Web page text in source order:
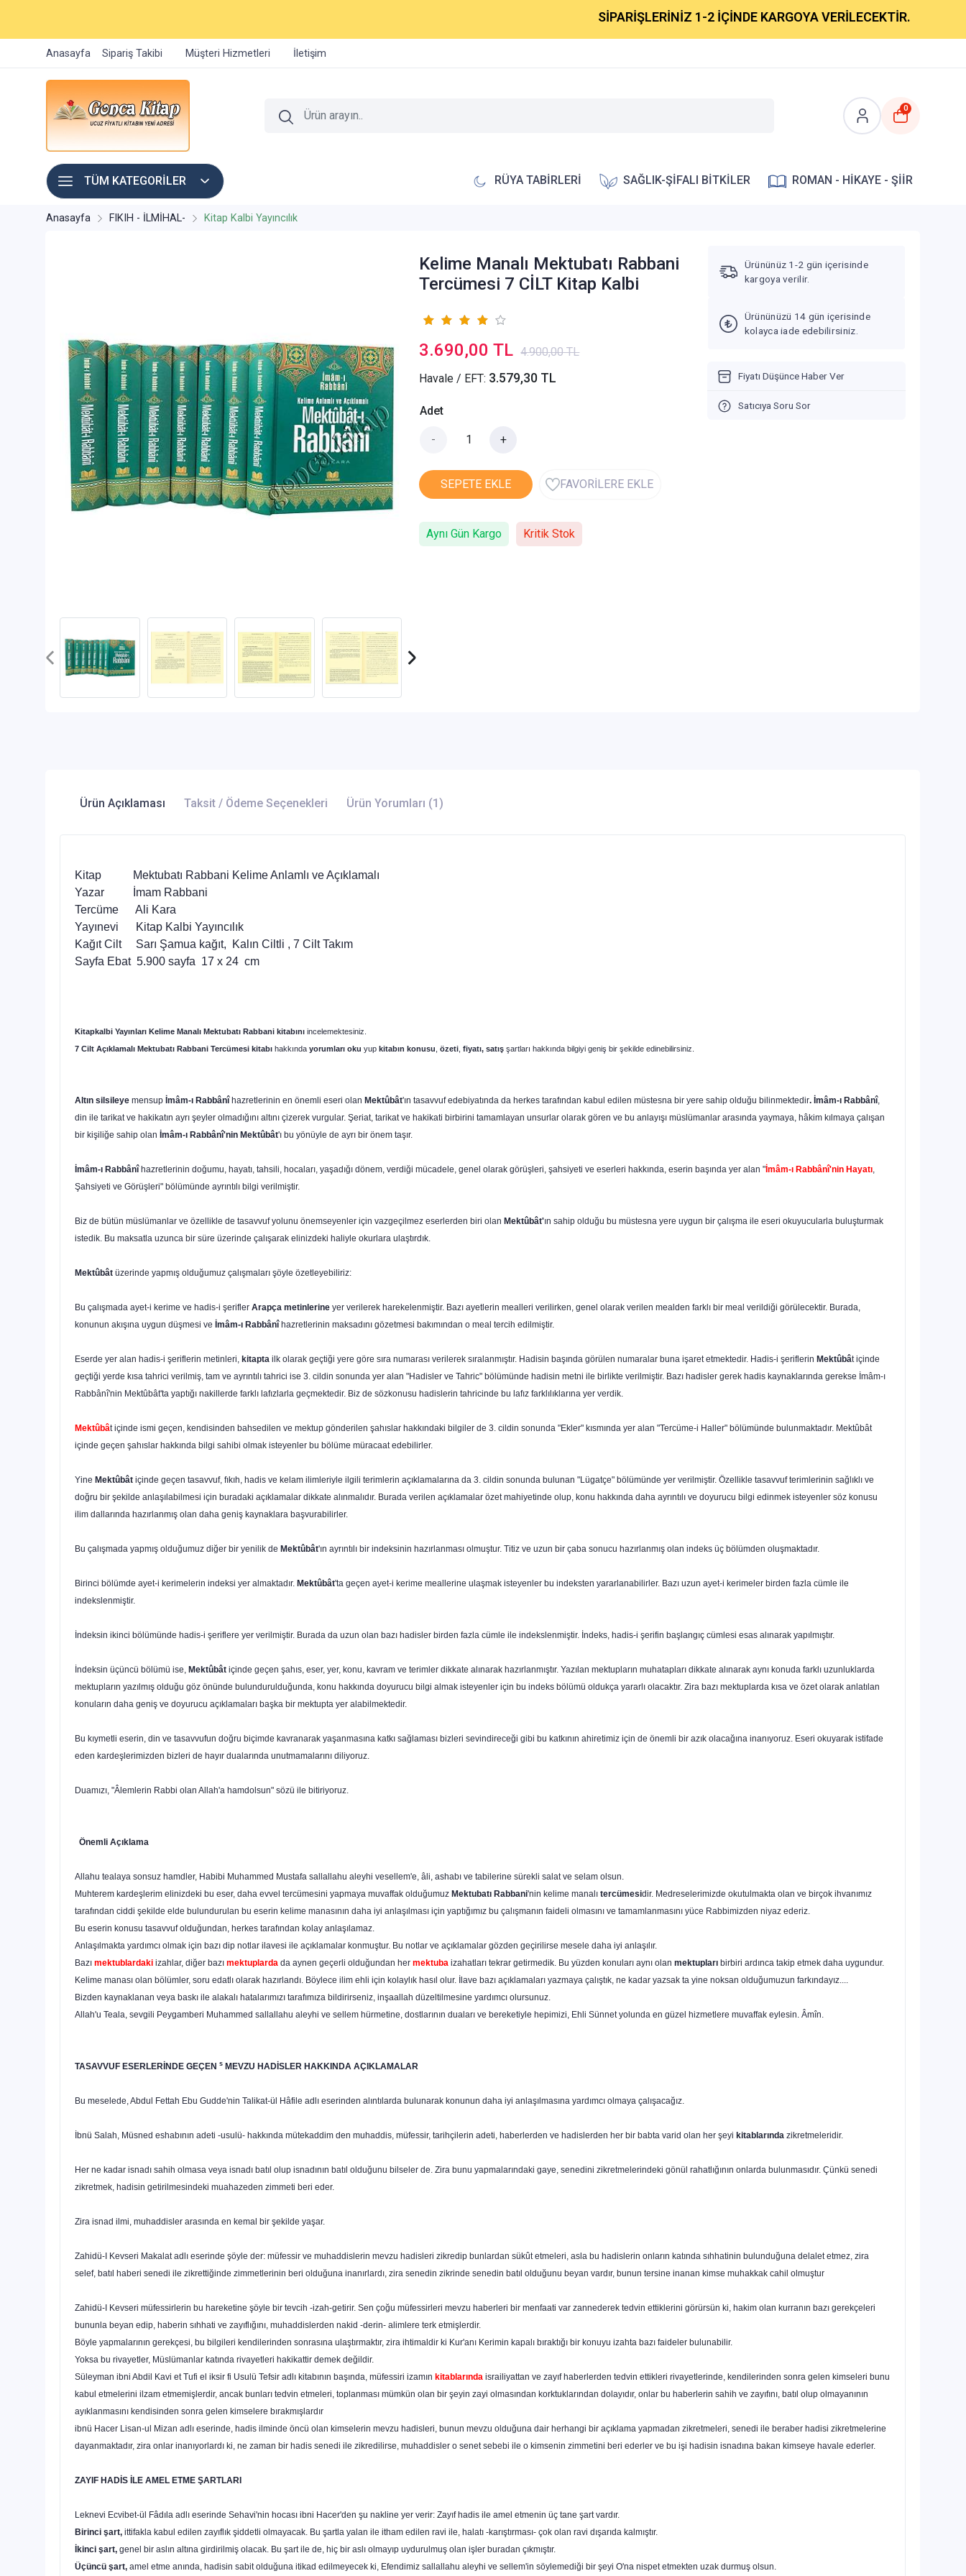
SİPARİŞLERİNİZ 1-2 İÇİNDE KARGOYA VERİLECEKTİR.
Anasayfa Sipariş Takibi Müşteri Hizmetleri İletişim
0
TÜM KATEGORİLER RÜYA TABİRLERİ SAĞLIK-ŞİFALI BİTKİLER ROMAN - HİKAYE - ŞİİR
Anasayfa FIKIH - İLMİHAL- Kitap Kalbi Yayıncılık
Kelime Manalı Mektubatı Rabbani
Tercümesi 7 CİLT Kitap Kalbi
3.690,00 TL 4.900,00 TL
Havale / EFT: 3.579,30 TL
Adet
- +
SEPETE EKLE FAVORİLERE EKLE
Aynı Gün Kargo Kritik Stok
Ürününüz 1-2 gün içerisinde
kargoya verilir.
Ürününüzü 14 gün içerisinde
kolayca iade edebilirsiniz.
Fiyatı Düşünce Haber Ver
Satıcıya Soru Sor
Ürün Açıklaması Taksit / Ödeme Seçenekleri Ürün Yorumları (1)
Kitap Mektubatı Rabbani Kelime Anlamlı ve Açıklamalı
Yazar İmam Rabbani
Tercüme Ali Kara
Yayınevi Kitap Kalbi Yayıncılık
Kağıt Cilt Sarı Şamua kağıt, Kalın Ciltli , 7 Cilt Takım
Sayfa Ebat 5.900 sayfa 17 x 24 cm
Kitapkalbi Yayınları Kelime Manalı Mektubatı Rabbani kitabını incelemektesiniz.
7 Cilt Açıklamalı Mektubatı Rabbani Tercümesi kitabı hakkında yorumları oku yup kitabın konusu özeti fiyatı, satış şartları hakkında bilgiyi geniş bir şekilde edinebilirsiniz.
Altın silsileye mensup İmâm-ı Rabbânî hazretlerinin en önemli eseri olan Mektûbât'ın tasavvuf edebiyatında da herkes tarafından kabul edilen müstesna bir yere sahip olduğu bilinmektedir. İmâm-ı Rabbânî,
din ile tarikat ve hakikatın ayrı şeyler olmadığını altını çizerek vurgular. Şeriat, tarikat ve hakikati birbirini tamamlayan unsurlar olarak gören ve bu anlayışı müslümanlar arasında yaymaya, hâkim kılmaya çalışan
bir kişiliğe sahip olan İmâm-ı Rabbânî'nin Mektûbât'ı bu yönüyle de ayrı bir önem taşır.
İmâm-ı Rabbânîhazretlerinin doğumu, hayatı, tahsili, hocaları, yaşadığı dönem, verdiği mücadele, genel olarak görüşleri, şahsiyeti ve eserleri hakkında, eserin başında yer alan " İmâm-ı Rabbânî'nin Hayatı,
Şahsiyeti ve Görüşleri" bölümünde ayrıntılı bilgi verilmiştir.
Biz de bütün müslümanlar ve özellikle de tasavvuf yolunu önemseyenler için vazgeçilmez eserlerden biri olan Mektûbât'ın sahip olduğu bu müstesna yere uygun bir çalışma ile eseri okuyucularla buluşturmak
istedik. Bu maksatla uzunca bir süre üzerinde çalışarak elinizdeki haliyle okurlara ulaştırdık.
Mektûbât üzerinde yapmış olduğumuz çalışmaları şöyle özetleyebiliriz:
Bu çalışmada ayet-i kerime ve hadis-i şerifler Arapça metinlerine yer verilerek harekelenmiştir. Bazı ayetlerin mealleri verilirken, genel olarak verilen mealden farklı bir meal verildiği görülecektir. Burada,
konunun akışına uygun düşmesi ve İmâm-ı Rabbânîhazretlerinin maksadını gözetmesi bakımından o meal tercih edilmiştir.
Eserde yer alan hadis-i şeriflerin metinleri, kitapta ilk olarak geçtiği yere göre sıra numarası verilerek sıralanmıştır. Hadisin başında görülen numaralar buna işaret etmektedir. Hadis-i şeriflerin Mektûbât içinde
geçtiği yerde kısa tahrici verilmiş, tam ve ayrıntılı tahrici ise 3. cildin sonunda yer alan "Hadisler ve Tahric" bölümünde hadisin metni ile birlikte verilmiştir. Bazı hadisler gerek hadis kaynaklarında gerekse İmâm-ı
Rabbânî'nin Mektûbât'ta yaptığı nakillerde farklı lafızlarla geçmektedir. Biz de sözkonusu hadislerin tahricinde bu lafız farklılıklarına yer verdik.
Mektûbât içinde ismi geçen, kendisinden bahsedilen ve mektup gönderilen şahıslar hakkındaki bilgiler de 3. cildin sonunda "Ekler" kısmında yer alan "Tercüme-i Haller" bölümünde bulunmaktadır. Mektûbât
içinde geçen şahıslar hakkında bilgi sahibi olmak isteyenler bu bölüme müracaat edebilirler.
Yine Mektûbât içinde geçen tasavvuf, fıkıh, hadis ve kelam ilimleriyle ilgili terimlerin açıklamalarına da 3. cildin sonunda bulunan "Lügatçe" bölümünde yer verilmiştir. Özellikle tasavvuf terimlerinin sağlıklı ve
doğru bir şekilde anlaşılabilmesi için buradaki açıklamalar dikkate alınmalıdır. Burada verilen açıklamalar özet mahiyetinde olup, konu hakkında daha ayrıntılı ve doyurucu bilgi edinmek isteyenler söz konusu
ilim dallarında hazırlanmış olan daha geniş kaynaklara başvurabilirler.
Bu çalışmada yapmış olduğumuz diğer bir yenilik de Mektûbât'ın ayrıntılı bir indeksinin hazırlanması olmuştur. Titiz ve uzun bir çaba sonucu hazırlanmış olan indeks üç bölümden oluşmaktadır.
Birinci bölümde ayet-i kerimelerin indeksi yer almaktadır. Mektûbât'ta geçen ayet-i kerime meallerine ulaşmak isteyenler bu indeksten yararlanabilirler. Bazı uzun ayet-i kerimeler birden fazla cümle ile
indekslenmiştir.
İndeksin ikinci bölümünde hadis-i şeriflere yer verilmiştir. Burada da uzun olan bazı hadisler birden fazla cümle ile indekslenmiştir. İndeks, hadis-i şerifin başlangıç cümlesi esas alınarak yapılmıştır.
İndeksin üçüncü bölümü ise, Mektûbât içinde geçen şahıs, eser, yer, konu, kavram ve terimler dikkate alınarak hazırlanmıştır. Yazılan mektupların muhatapları dikkate alınarak aynı konuda farklı uzunluklarda
mektupların yazılmış olduğu göz önünde bulundurulduğunda, konu hakkında doyurucu bilgi almak isteyenler için bu indeks bölümü oldukça yararlı olacaktır. Zira bazı mektuplarda kısa ve özet olarak anlatılan
konuların daha geniş ve doyurucu açıklamaları başka bir mektupta yer alabilmektedir.
Bu kıymetli eserin, din ve tasavvufun doğru biçimde kavranarak yaşanmasına katkı sağlaması bizleri sevindireceği gibi bu katkının ahiretimiz için de önemli bir azık olacağına inanıyoruz. Eseri okuyarak istifade
eden kardeşlerimizden bizleri de hayır dualarında unutmamalarını diliyoruz.
Duamızı, "Âlemlerin Rabbi olan Allah'a hamdolsun" sözü ile bitiriyoruz.
Önemli Açıklama
Allahu tealaya sonsuz hamdler, Habibi Muhammed Mustafa sallallahu aleyhi vesellem'e, âli, ashabı ve tabilerine sürekli salat ve selam olsun.
Muhterem kardeşlerim elinizdeki bu eser, daha evvel tercümesini yapmaya muvaffak olduğumuz Mektubatı Rabbani'nin kelime manalı tercümesidir. Medreselerimizde okutulmakta olan ve birçok ihvanımız
tarafından ciddi şekilde elde bulundurulan bu eserin kelime manasının daha iyi anlaşılması için yaptığımız bu çalışmanın faideli olmasını ve tamamlanmasını yüce Rabbimizden niyaz ederiz.
Bu eserin konusu tasavvuf olduğundan, herkes tarafından kolay anlaşılamaz.
Anlaşılmakta yardımcı olmak için bazı dip notlar ilavesi ile açıkla­malar konmuştur. Bu notlar ve açıklamalar gözden geçirilirse mesele daha iyi anlaşılır.
Bazı mektublardaki izahlar, diğer bazı mektuplarda da aynen geçerli olduğundan her mektuba izahatları tekrar getirmedik. Bu yüzden konuları aynı olan mektupları birbiri ardınca takip etmek daha uygundur.
Kelime manası olan bölümler, soru edatlı olarak hazırlandı. Böylece ilim ehli için kolaylık hasıl olur. İlave bazı açıklamaları yazmaya çalıştık, ne kadar yazsak ta yine noksan olduğumuzun farkındayız....
Bizden kaynaklanan veya baskı ile alakalı hatalarımızı tarafımıza bildirirseniz, inşaallah düzeltilmesine yardımcı olursunuz.
Allah'u Teala, sevgili Peygamberi Muhammed sallallahu aleyhi ve sellem hürmetine, dostlarının duaları ve bereketiyle hepimizi, Ehli Sünnet yolunda en güzel hizmetlere muvaffak eylesin. Âmîn.
TASAVVUF ESERLERİNDE GEÇEN s MEVZU HADİSLER HAKKINDA AÇIKLAMALAR
Bu meselede, Abdul Fettah Ebu Gudde'nin Talikat-ül Hâfile adlı eserinden alıntılarda bulunarak konunun daha iyi anlaşılmasına yardımcı olmaya çalışacağız.
İbnü Salah, Müsned eshabının adeti -usulü- hakkında mütekaddim den muhaddis, müfessir, tarihçilerin adeti, haberlerden ve hadislerden her bir babta varid olan her şeyi kitablarında zikretmeleridir.
Her ne kadar isnadı sahih olmasa veya isnadı batıl olup isnadının batıl olduğunu bilseler de. Zira bunu yapmalarındaki gaye, senedini zikretmelerindeki gönül rahatlığının onlarda bulunmasıdır. Çünkü senedi
zikretmek, hadisin getirilmesindeki muahazeden zimmeti beri eder.
Zira isnad ilmi, muhaddisler arasında en kemal bir şekilde yaşar.
Zahidü-I Kevseri Makalat adlı eserinde şöyle der: müfessir ve muhaddislerin mevzu hadisleri zikredip bunlardan sükût etmeleri, asla bu hadislerin onların katında sıhhatinin bulunduğuna delalet etmez, zira
selef, batıl haberi senedi ile zikrettiğinde zimmetlerinin beri olduğuna inanırlardı, zira senedin zikrinde senedin batıl olduğunu beyan vardır, bunun tersine inanan kimse muhakkak cahil olmuştur
Zahidü-I Kevseri müfessirlerin bu hareketine şöyle bir tevcih -izah-getirir. Sen çoğu müfessirleri mevzu haberleri bir menfaati var zannede­rek tedvin ettiklerini görürsün ki, hakim olan kurranın bazı gerekçeleri
bununla beyan edip, haberin sıhhati ve zayıflığını, muhaddislerden nakid -derin- alimlere terk etmişlerdir.
Böyle yapmalarının gerekçesi, bu bilgileri kendilerinden sonrasına ulaştırmaktır, zira ihtimaldir ki Kur'anı Kerimin kapalı bıraktığı bir konuyu izahta bazı faideler bulunabilir.
Yoksa bu rivayetler, Müslümanlar katında rivayetleri hakikattir demek değildir.
Süleyman ibni Abdil Kavi et Tufi el iksir fi Usulü Tefsir adlı kitabı­nın başında, müfessiri izamın kitablarında israiliyattan ve zayıf haberler­den tedvin ettikleri rivayetlerinde, kendilerinden sonra gelen kimseleri bunu
kabul etmelerini ilzam etmemişlerdir, ancak bunları tedvin etmeleri, toplanması mümkün olan bir şeyin zayi olmasından korktuklarından dolayıdır, onlar bu haberlerin sahih ve zayıfını, batıl olup olmayanının
ayıklanmasını kendisinden sonra gelen kimselere bırakmışlardır
ibnü Hacer Lisan-ul Mizan adlı eserinde, hadis ilminde öncü olan kimselerin mevzu hadisleri, bunun mevzu olduğuna dair herhangi bir açıklama yapmadan zikretmeleri, senedi ile beraber hadisi zikretme­lerine
dayanmaktadır, zira onlar inanıyorlardı ki, ne zaman bir hadis senedi ile zikredilirse, muhaddisler o senet sebebi ile o kimsenin zimmetini beri ederler ve bu işi hadisin isnadına bakan kimseye havale ederler.
ZAYIF HADİS İLE AMEL ETME ŞARTLARI
Leknevi Ecvibet-ül Fâdıla adlı eserinde Sehavi'nin hocası ibni Hacer'den şu nakline yer verir: Zayıf hadis ile amel etmenin üç tane şart vardır.
Birinci şart, ittifakla kabul edilen zayıflık şiddetli olmayacak. Bu şartla yalan ile itham edilen ravi ile, halatı -karıştırması- çok olan ravi dışarıda kalmıştır.
İkinci şart, genel bir aslın altına girdirilmiş olacak. Bu şart ile de, hiç bir aslı olmayıp uydurulmuş olan işler buradan çıkmıştır.
Üçüncü şart, amel etme anında, hadisin sabit olduğuna itikad edilmeyecek ki, Efendimiz sallallahu aleyhi ve sellem'in söylemediği bir şeyi O'na nispet etmekten uzak durmuş olsun.